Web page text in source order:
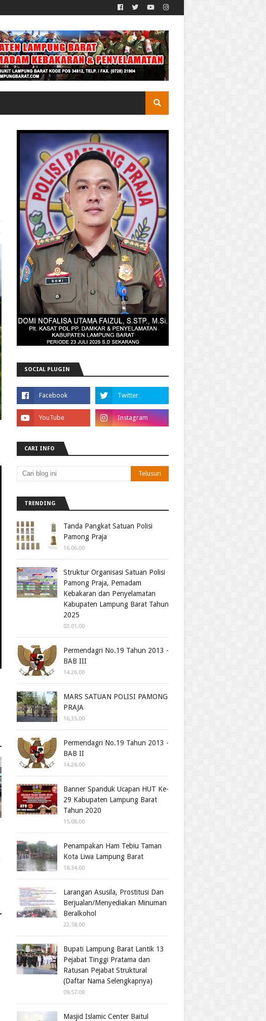
SOCIAL PLUGIN
CARI INFO
TRENDING
Tanda Pangkat Satuan Polisi
Pamong Praja
16.06.00
Struktur Organisasi Satuan Polisi
Pamong Praja, Pemadam
Kebakaran dan Penyelamatan
Kabupaten Lampung Barat Tahun
2025
03.01.00
Permendagri No.19 Tahun 2013 -
BAB III
14.26.00
MARS SATUAN POLISI PAMONG
PRAJA
16.35.00
Permendagri No.19 Tahun 2013 -
BAB II
14.28.00
Banner Spanduk Ucapan HUT Ke-
29 Kabupaten Lampung Barat
Tahun 2020
15.08.00
Penampakan Ham Tebiu Taman
Kota Liwa Lampung Barat
18.34.00
Larangan Asusila, Prostitusi Dan
Berjualan/Menyediakan Minuman
Beralkohol
22.58.00
Bupati Lampung Barat Lantik 13
Pejabat Tinggi Pratama dan
Ratusan Pejabat Struktural
(Daftar Nama Selengkapnya)
09.57.00
Masjid Islamic Center Baitul